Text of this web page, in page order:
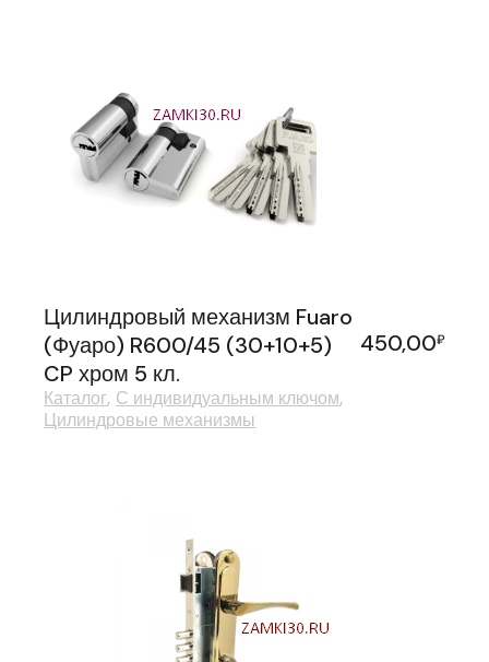
Цилиндровый механизм Fuaro
(Фуаро) R600/45 (30+10+5)
CP хром 5 кл.
450,00₽
Каталог С индивидуальным ключом
Цилиндровые механизмы